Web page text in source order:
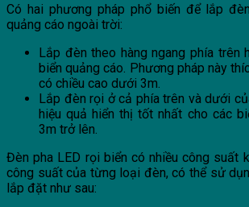
Có hai phương pháp phổ biến để lắp
quảng cáo ngoài trời:
Lắp đèn theo hàng ngang phía trên
biển quảng cáo. Phương pháp này
có chiều cao dưới 3m.
Lắp đèn rọi ở cả phía trên và dưới
hiệu quả hiển thị tốt nhất cho các
3m trở lên.
Đèn pha LED rọi biển có nhiều công suất
công suất của từng loại đèn, có thể sử
lắp đặt như sau: